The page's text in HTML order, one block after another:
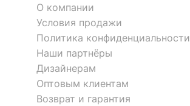
О компании
Условия продажи
Политика конфиденциальности
Наши партнёры
Дизайнерам
Оптовым клиентам
Возврат и гарантия